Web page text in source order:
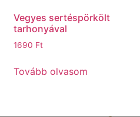
Vegyes sertéspörkölt
tarhonyával
1690 Ft
Tovább olvasom